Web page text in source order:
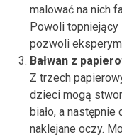
malować na nich
Powoli
pozwoli
Bałwan z
Z trzech
dzieci mogą
biało, a
naklejane oczy.